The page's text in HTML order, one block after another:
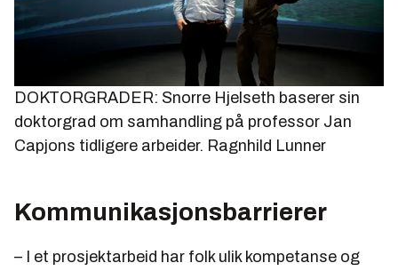
DOKTORGRADER: Snorre Hjelseth baserer sin
doktorgrad om samhandling på professor Jan
Capjons tidligere arbeider. Ragnhild Lunner
Kommunikasjonsbarrierer
– I et prosjektarbeid har folk ulik kompetanse og